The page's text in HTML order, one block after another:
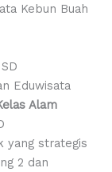
Kebun Buah
SD
Eduwisata
Alam
yang strategis
2 dan